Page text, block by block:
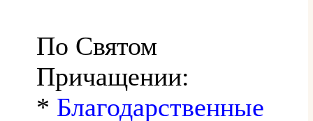
По Святом
Причащении:
* Благодарственные